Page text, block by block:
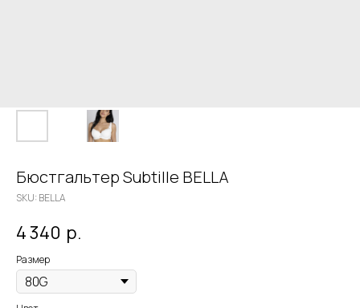
Бюстгальтер Subtille BELLA
SKU: BELLA
4 340 р.
Размер